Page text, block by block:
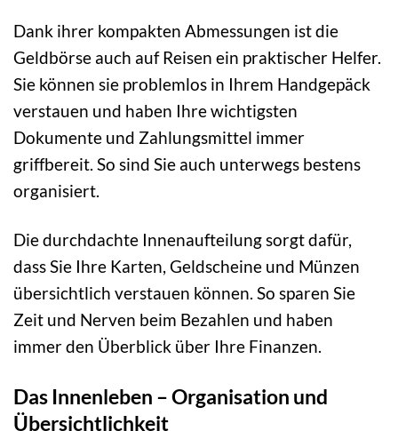
Dank ihrer kompakten Abmessungen ist die
Geldbörse auch auf Reisen ein praktischer Helfer.
Sie können sie problemlos in Ihrem Handgepäck
verstauen und haben Ihre wichtigsten
Dokumente und Zahlungsmittel immer
griffbereit. So sind Sie auch unterwegs bestens
organisiert.
Die durchdachte Innenaufteilung sorgt dafür,
dass Sie Ihre Karten, Geldscheine und Münzen
übersichtlich verstauen können. So sparen Sie
Zeit und Nerven beim Bezahlen und haben
immer den Überblick über Ihre Finanzen.
Das Innenleben – Organisation und
Übersichtlichkeit